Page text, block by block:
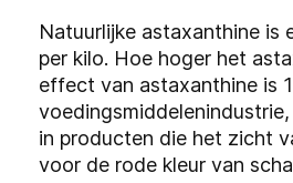
Natuurlijke astaxanthine is
per kilo. Hoe hoger het
effect van astaxanthine is
in producten die het zicht
voor de rode kleur van